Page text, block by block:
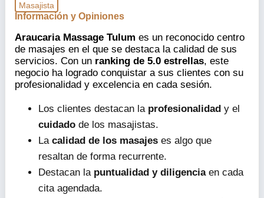
Masajista
Información y Opiniones
Araucaria Massage Tulum es un reconocido centro
de masajes en el que se destaca la calidad de sus
servicios. Con un ranking de 5.0 estrellas, este
negocio ha logrado conquistar a sus clientes con su
profesionalidad y excelencia en cada sesión.
Los clientes destacan la profesionalidad y el
cuidado de los masajistas.
La calidad de los masajes es algo que
resaltan de forma recurrente.
Destacan la puntualidad y diligenciaen cada
cita agendada.